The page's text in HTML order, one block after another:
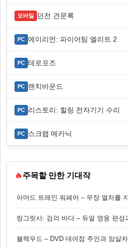
모바일 던전 견문록
PC 에이리언: 파이어팀 엘리트 2
PC 테로포즈
PC 랜치바운드
PC 리스토리: 힐링 전자기기 수리
PC 스크랩 메카닉
🔥주목할 만한 기대작